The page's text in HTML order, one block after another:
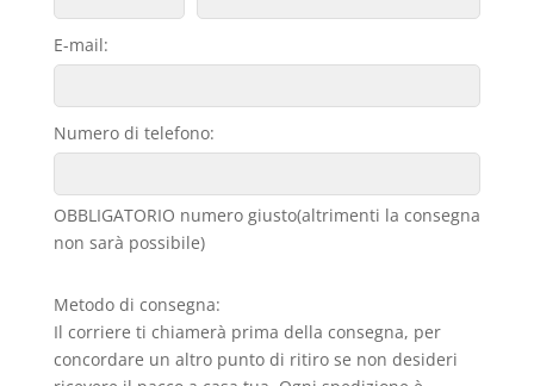
E-mail:
Numero di telefono:
OBBLIGATORIO numero giusto(altrimenti la consegna
non sarà possibile)
Metodo di consegna:
Il corriere ti chiamerà prima della consegna, per
concordare un altro punto di ritiro se non desideri